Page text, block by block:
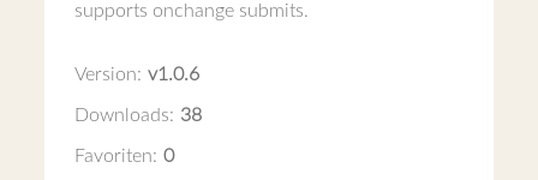
supports onchange submits.
Version: v1.0.6
Downloads: 38
Favoriten: 0